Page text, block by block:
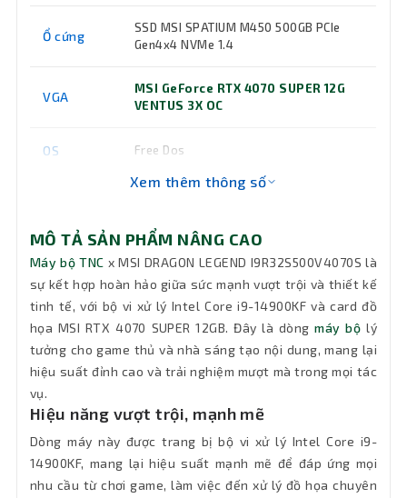
Ổ cứng
SSD MSI SPATIUM M450 500GB PCIe
Gen4x4 NVMe 1.4
VGA
MSI GeForce RTX 4070 SUPER 12G
VENTUS 3X OC
OS Free Dos
Case
MSI MPG GUNGNIR 300R Airflow
Black
Nguồn
PCIE5 80 PLUS Gold
Mainboard MSI Z790 DDR5
Tản nhiệt
Tản nhiệt nước CPU 3 Fan MSI MAG
CORELIQUID E360 BLACK
Bảo hành 36 tháng
Xem thêm thông số
MÔ TẢ SẢN PHẨM NÂNG CAO
Máy bộ TNC x MSI DRAGON LEGEND I9R32S500V4070S là
sự kết hợp hoàn hảo giữa sức mạnh vượt trội và thiết kế
tinh tế, với bộ vi xử lý Intel Core i9-14900KF và card đồ
họa MSI RTX 4070 SUPER 12GB. Đây là dòngmáy bộ lý
tưởng cho game thủ và nhà sáng tạo nội dung, mang lại
hiệu suất đỉnh cao và trải nghiệm mượt mà trong mọi tác
vụ.
Hiệu năng vượt trội, mạnh mẽ
Dòng máy này được trang bị bộ vi xử lý Intel Core i9-
14900KF, mang lại hiệu suất mạnh mẽ để đáp ứng mọi
nhu cầu từ chơi game, làm việc đến xử lý đồ họa chuyên